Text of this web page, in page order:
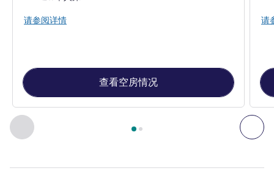
上一个 - 客房 下
第 页，共 , 客房 1 : 经典房，配备 2 张单人床 , 客房 2
请参阅详情
查看空房情况
请